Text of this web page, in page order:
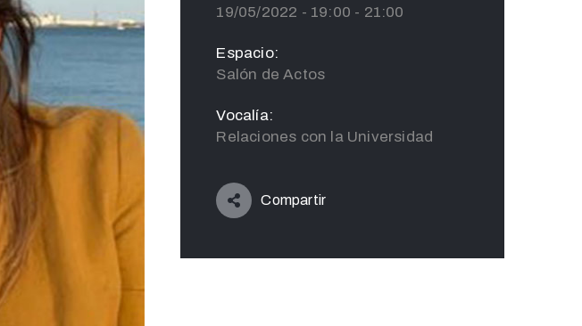
19/05/2022 - 19:00 - 21:00
Espacio:
Salón de Actos
Vocalía:
Relaciones con la Universidad
Compartir